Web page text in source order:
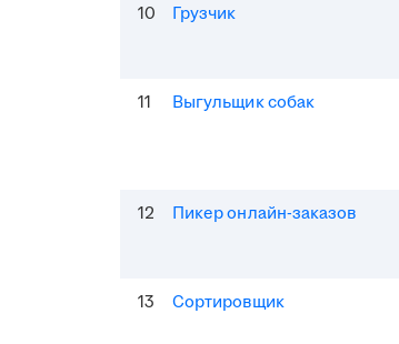
10 Грузчик
11 Выгульщик собак
12 Пикер онлайн-заказов
13 Сортировщик